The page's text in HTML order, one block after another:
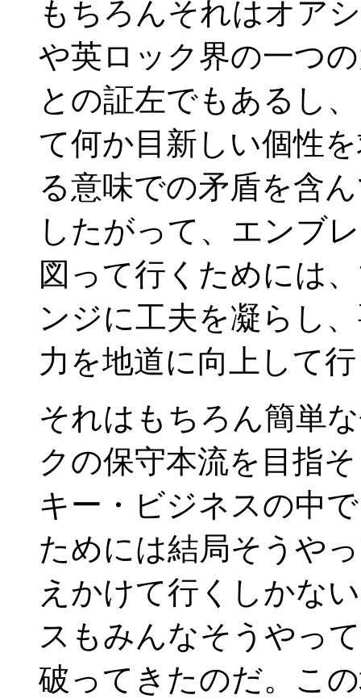
もちろんそれはオア
や英ロック界の一つ
との証左でもあるし
て何か目新しい個性
る意味での矛盾を含
したがって、エンブ
図って行くためには
ンジに工夫を凝らし
力を地道に向上して
それはもちろん簡単
クの保守本流を目指
キー・ビジネスの中
ためには結局そうや
えかけて行くしかな
スもみんなそうやっ
破ってきたのだ。こ